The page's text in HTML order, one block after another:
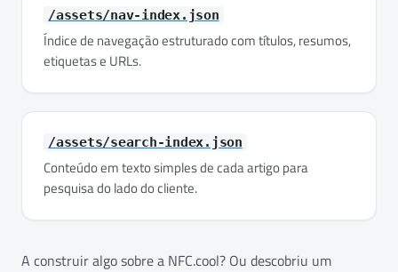
/assets/nav-index.json
Índice de navegação estruturado com títulos, resumos,
etiquetas e URLs.
/assets/search-index.json
Conteúdo em texto simples de cada artigo para
pesquisa do lado do cliente.
A construir algo sobre a NFC.cool? Ou descobriu um